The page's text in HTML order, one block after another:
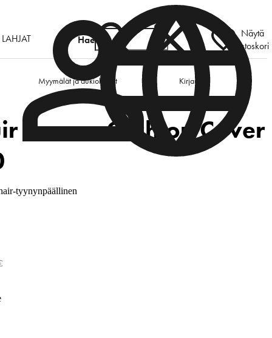
Myymälät ja aukioloajat Kirjaudu
LAHJAT Hae
Näytä
ostoskori
Aurora Cushion Cover
tyynynpäällinen